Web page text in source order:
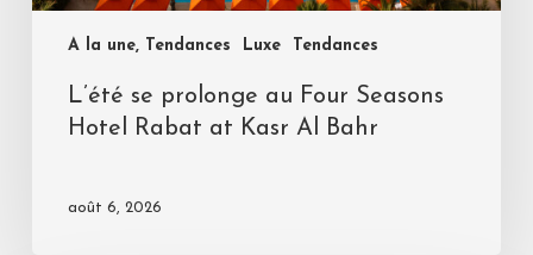
A la une, Tendances Luxe Tendances
L’été se prolonge au Four Seasons
Hotel Rabat at Kasr Al Bahr
août 6, 2026